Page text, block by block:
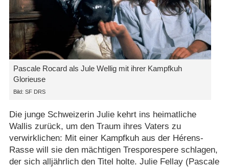
Pascale Rocard als Jule Wellig mit ihrer Kampfkuh
Glorieuse
Bild: SF DRS
Die junge Schweizerin Julie kehrt ins heimatliche
Wallis zurück, um den Traum ihres Vaters zu
verwirklichen: Mit einer Kampfkuh aus der Hérens-
Rasse will sie den mächtigen Tresporespere schlagen,
der sich alljährlich den Titel holte. Julie Fellay (Pascale